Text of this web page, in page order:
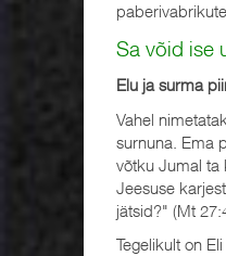
Sa võid ise
Elu ja surma
Vahel
surnuna. Ema
võtku Jumal ta
Jeesuse
jätsid?" (Mt
Tegelikult on